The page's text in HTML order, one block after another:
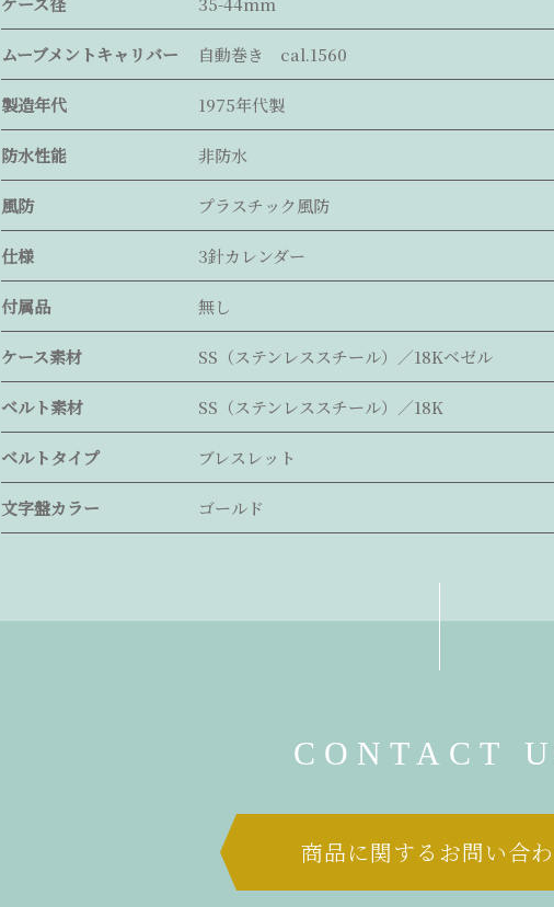
ムーブメントキャリバー 自動巻き cal.1560
製造年代 1975年代製
防水性能 非防水
風防 プラスチック風防
仕様 3針カレンダー
付属品 無し
ケース素材 SS（ステンレススチール）／18Kベゼル
ベルト素材 SS（ステンレススチール）／18K
ベルトタイプ ブレスレット
文字盤カラー ゴールド
CONTACT
商品に関するお問い合